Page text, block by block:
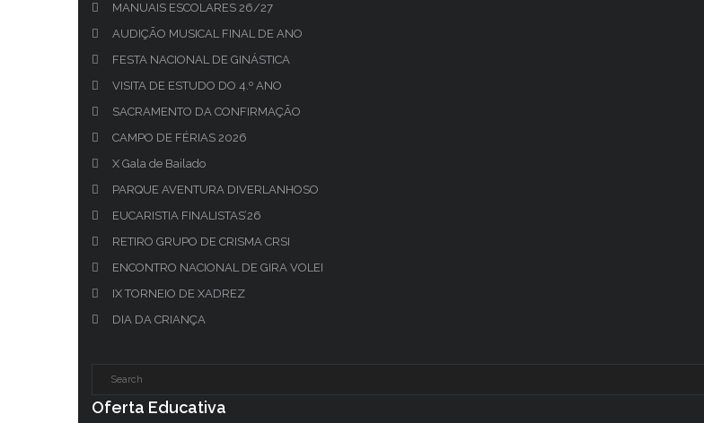
MANUAIS ESCOLARES 26/27
AUDIÇÃO MUSICAL FINAL DE ANO
FESTA NACIONAL DE GINÁSTICA
VISITA DE ESTUDO DO 4.º ANO
SACRAMENTO DA CONFIRMAÇÃO
CAMPO DE FÉRIAS 2026
X Gala de Bailado
PARQUE AVENTURA DIVERLANHOSO
EUCARISTIA FINALISTAS’26
RETIRO GRUPO DE CRISMA CRSI
ENCONTRO NACIONAL DE GIRA VOLEI
IX TORNEIO DE XADREZ
DIA DA CRIANÇA
Oferta Educativa